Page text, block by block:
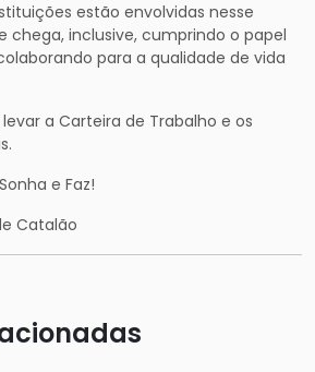
estão envolvidas nesse
chega, inclusive, cumprindo o papel
para a qualidade de vida
a Carteira de Trabalho e os
e Faz!
Catalão